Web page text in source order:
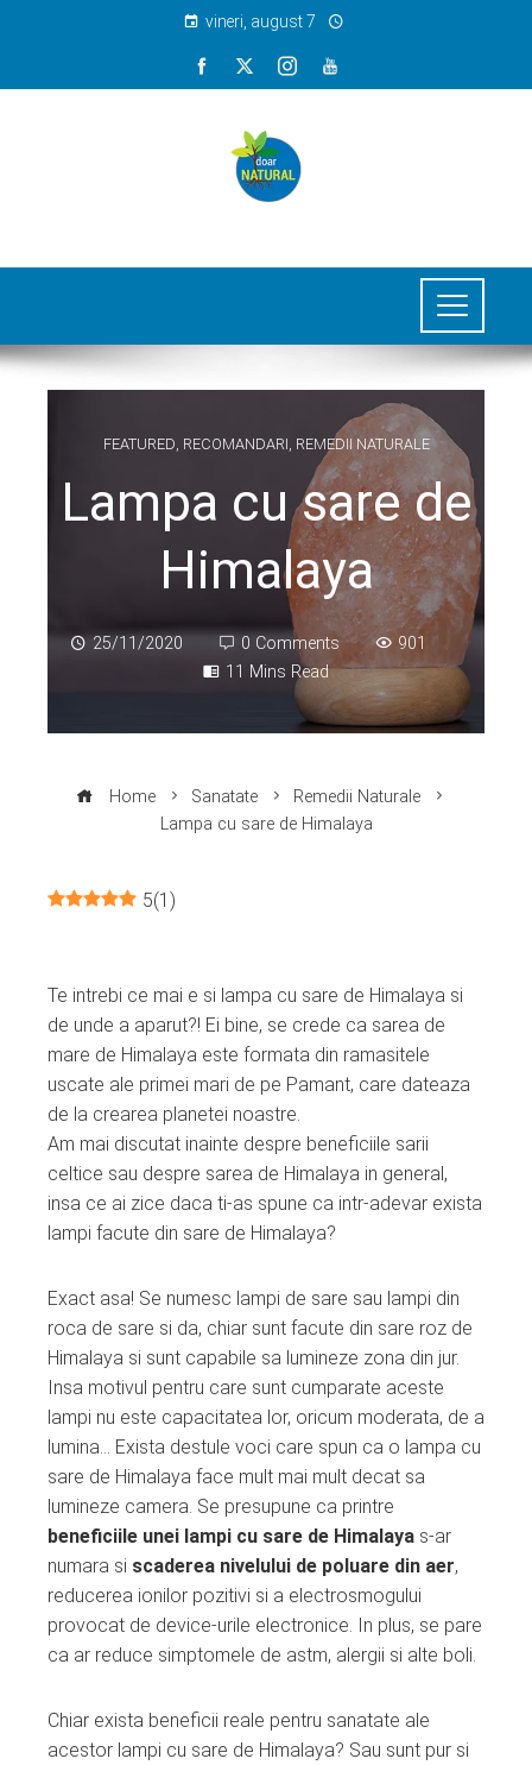
vineri, august 7
FEATURED RECOMANDARI REMEDII NATURALE
Lampa cu sare de
Himalaya
25/11/2020 0 Comments
901
11 Mins Read
Home Sanatate
Remedii Naturale
Lampa cu sare de Himalaya
5(1 )
Te intrebi ce mai e si lampa cu sare de Himalaya si
de unde a aparut?! Ei bine, se crede ca sarea de
mare de Himalaya este formata din ramasitele
uscate ale primei mari de pe Pamant, care dateaza
de la crearea planetei noastre.
Am mai discutat inainte despre beneficiile sarii
celtice sau despre sarea de Himalaya in general,
insa ce ai zice daca ti-as spune ca intr-adevar exista
lampi facute din sare de Himalaya?
Exact asa! Se numesc lampi de sare sau lampi din
roca de sare si da, chiar sunt facute din sare roz de
Himalaya si sunt capabile sa lumineze zona din jur.
Insa motivul pentru care sunt cumparate aceste
lampi nu este capacitatea lor, oricum moderata, de a
lumina… Exista destule voci care spun ca o lampa cu
sare de Himalaya face mult mai mult decat sa
lumineze camera. Se presupune ca printre
beneficiile unei lampi cu sare de Himalaya s-ar
numara si scaderea nivelului de poluare din aer,
reducerea ionilor pozitivi si a electrosmogului
provocat de device-urile electronice. In plus, se pare
ca ar reduce simptomele de astm, alergii si alte boli.
Chiar exista beneficii reale pentru sanatate ale
acestor lampi cu sare de Himalaya? Sau sunt pur si